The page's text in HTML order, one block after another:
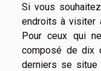
Si vous
endroits à visiter
Pour ceux qui
composé de dix
derniers se